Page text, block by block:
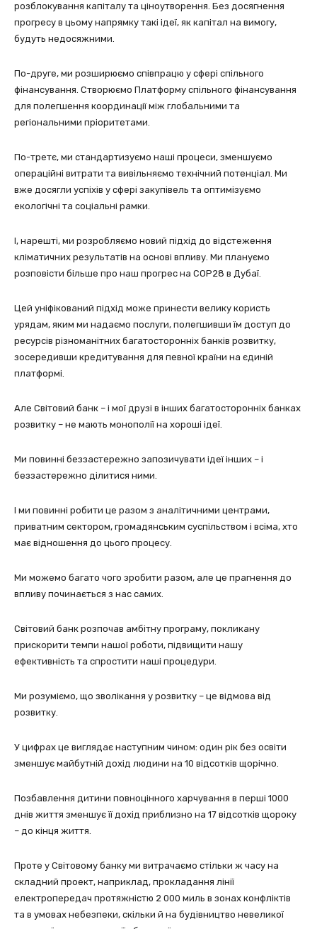
розблокування капіталу та ціноутворення. Без досягнення
прогресу в цьому напрямку такі ідеї, як капітал на вимогу,
будуть недосяжними.
По-друге, ми розширюємо співпрацю у сфері спільного
фінансування. Створюємо Платформу спільного фінансування
для полегшення координації між глобальними та
регіональними пріоритетами.
По-третє, ми стандартизуємо наші процеси, зменшуємо
операційні витрати та вивільняємо технічний потенціал. Ми
вже досягли успіхів у сфері закупівель та оптимізуємо
екологічні та соціальні рамки.
І, нарешті, ми розробляємо новий підхід до відстеження
кліматичних результатів на основі впливу. Ми плануємо
розповісти більше про наш прогрес на COP28 в Дубаї.
Цей уніфікований підхід може принести велику користь
урядам, яким ми надаємо послуги, полегшивши їм доступ до
ресурсів різноманітних багатосторонніх банків розвитку,
зосередивши кредитування для певної країни на єдиній
платформі.
Але Світовий банк – і мої друзі в інших багатосторонніх банках
розвитку – не мають монополії на хороші ідеї.
Ми повинні беззастережно запозичувати ідеї інших – і
беззастережно ділитися ними.
І ми повинні робити це разом з аналітичними центрами,
приватним сектором, громадянським суспільством і всіма, хто
має відношення до цього процесу.
Ми можемо багато чого зробити разом, але це прагнення до
впливу починається з нас самих.
Світовий банк розпочав амбітну програму, покликану
прискорити темпи нашої роботи, підвищити нашу
ефективність та спростити наші процедури.
Ми розуміємо, що зволікання у розвитку – це відмова від
розвитку.
У цифрах це виглядає наступним чином: один рік без освіти
зменшує майбутній дохід людини на 10 відсотків щорічно.
Позбавлення дитини повноцінного харчування в перші 1000
днів життя зменшує її дохід приблизно на 17 відсотків щороку
– до кінця життя.
Проте у Світовому банку ми витрачаємо стільки ж часу на
складний проект, наприклад, прокладання лінії
електропередач протяжністю 2 000 миль в зонах конфліктів
та в умовах небезпеки, скільки й на будівництво невеликої